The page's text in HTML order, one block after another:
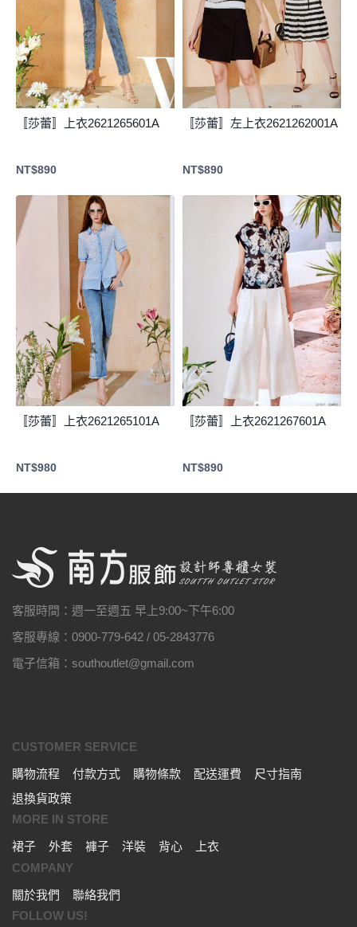
〚莎蕾〛上衣2621265601A
NT$890
〚莎蕾〛左上衣2621262001A
NT$890
〚莎蕾〛上衣2621265101A
NT$980
〚莎蕾〛上衣2621267601A
NT$890
客服時間：週一至週五 早上9:00~下午6:00
客服專線：0900-779-642 / 05-2843776
電子信箱：southoutlet@gmail.com
CUSTOMER SERVICE
購物流程
付款方式 購物條款 配送運費
尺寸指南
退換貨政策
MORE IN STORE
裙子
外套 褲子 洋裝 背心
上衣
COMPANY
關於我們
聯絡我們
FOLLOW US!